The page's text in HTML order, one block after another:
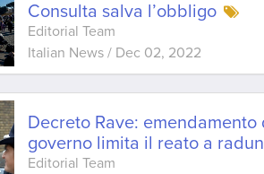
Consulta salva l’obbligo
Editorial Team
Italian News / Dec 02, 2022
Decreto Rave: emendamento
governo limita il reato a
Editorial Team